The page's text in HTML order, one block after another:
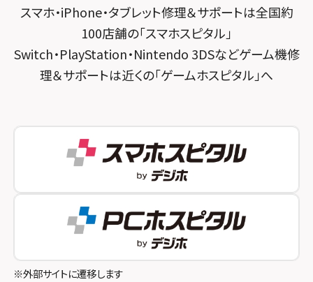
スマホスピタル テルル上大岡
スマホスピタル 神田
スマホスピタル三軒茶屋
スマホスピタル秋葉原
スマホスピタル 自由が丘
スマホスピタルオリナス錦糸町
スマホスピタル テルル成増
スマホスピタル池袋
スマホスピタル八王子
スマホスピタル 京都宇治
スマホスピタル 福知山
スマホスピタル神戸三宮
スマホスピタル by デジホ 姫路キャスパ
スマホスピタル伊丹
スマホスピタル奈良生駒
スマホスピタル和歌山
スマホ・iPhone・タブレット修理＆サポートは全国約
100店舗の「スマホスピタル」
Switch・PlayStation・Nintendo 3DSなどゲーム機修
理＆サポートは近くの「ゲームホスピタル」へ
※外部サイトに遷移します